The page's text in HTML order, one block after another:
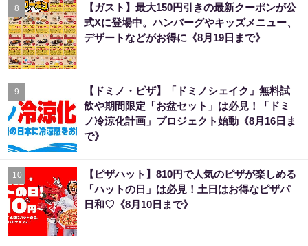
8
【ガスト】最大150円引きの最新クーポンが公
式Xに登場中。ハンバーグやキッズメニュー、
デザートなどがお得に《8月19日まで》
9
【ドミノ・ピザ】「ドミノシェイク」無料試
飲や期間限定「お盆セット」は必見！「ドミ
ノ冷涼化計画」プロジェクト始動《8月16日ま
で》
10
【ピザハット】810円で人気のピザが楽しめる
「ハットの日」は必見！土日はお得なピザパ
日和♡《8月10日まで》